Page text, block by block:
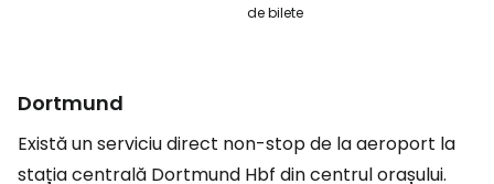
de bilete
Dortmund
Există un serviciu direct non-stop de la aeroport la
stația centrală Dortmund Hbf din centrul orașului.